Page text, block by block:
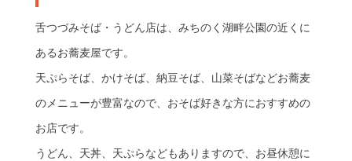
舌つづみそば・うどん店は、みちのく湖畔公園の近くに
あるお蕎麦屋です。
天ぷらそば、かけそば、納豆そば、山菜そばなどお蕎麦
のメニューが豊富なので、おそば好きな方におすすめの
お店です。
うどん、天丼、天ぷらなどもありますので、お昼休憩に